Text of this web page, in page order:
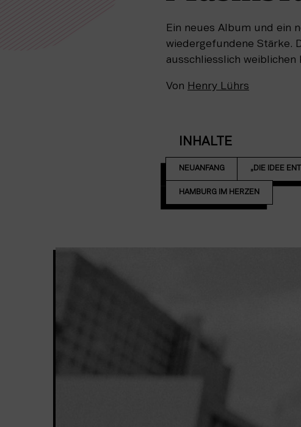
Ein neues Album und ein
wiedergefundene Stärke.
ausschliesslich
Von Henry Lührs
INHALTE
NEUANFANG „DIE IDEE
HAMBURG IM HERZEN